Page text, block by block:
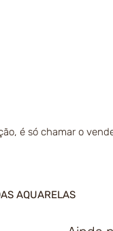
é só chamar o
AQUARELAS